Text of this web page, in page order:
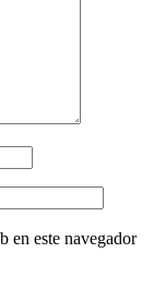
en este navegador